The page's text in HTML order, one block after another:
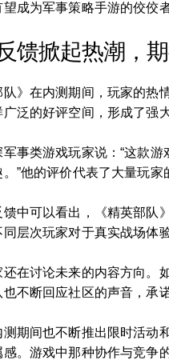
望成为军事策略手游的佼佼
馈掀起热潮，
队》在内测期间，玩家的
泛的好评空间，形成了强
军事类游戏玩家说：“这款
”他的评价代表了大量玩
馈中可以看出，《精英部队
层次玩家对于真实战场体
还在讨论未来的内容方向。
不断回应社区的声音，承
测期间也不断推出限时活动
。游戏中那种协作与竞争